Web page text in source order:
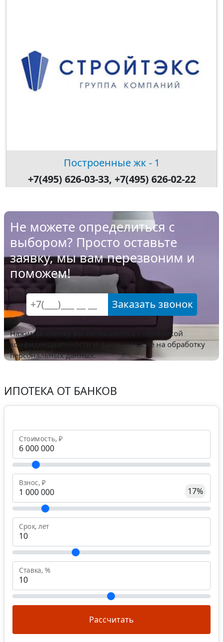
Построенные жк - 1
+7(495) 626-03-33, +7(495) 626-02-22
Не можете определиться с
выбором? Просто оставьте
заявку, мы вам перезвоним и
поможем!
Заказать звонок
Нажимая кнопку вы соглашаетесь с
политикой
конфиденциальности и даете согласие на обработку
персональных данных.
ИПОТЕКА ОТ БАНКОВ
Стоимость, ₽
Взнос, ₽
17%
Срок, лет
Ставка, %
Рассчитать